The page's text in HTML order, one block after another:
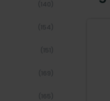
(140)
(154)
(151)
(169)
(165)